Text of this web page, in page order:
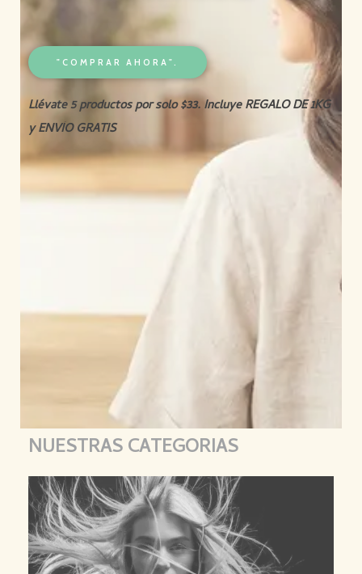
"COMPRAR AHORA".
Llévate 5 productos por solo $33. Incluye REGALO DE 1KG
y ENVÍO GRATIS
NUESTRAS CATEGORIAS